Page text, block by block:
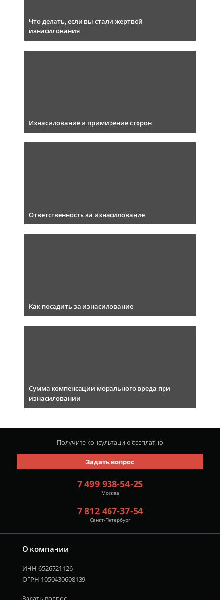
Что делать, если вы стали жертвой
изнасилования
Изнасилование и примирение сторон
Ответственность за изнасилование
Как посадить за изнасилование
Сумма компенсации морального вреда при
изнасиловании
О компании
ИНН 6526721126
ОГРН 1050430608139
Задать вопрос
7 499 938-54-25
Москва
7 812 467-37-54
Санкт-Петербург
Задать вопрос
Получите консультациюбесплатно